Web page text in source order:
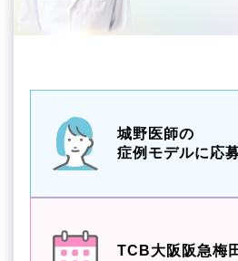
城野医師の
症例モデルに応
TCB大阪阪急梅